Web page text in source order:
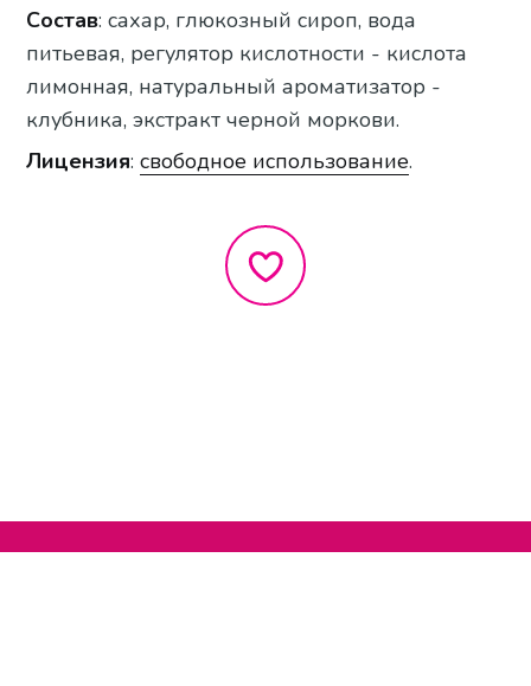
Состав: сахар, глюкозный сироп, вода
питьевая, регулятор кислотности - кислота
лимонная, натуральный ароматизатор -
клубника, экстракт черной моркови.
Лицензия:свободное использование.